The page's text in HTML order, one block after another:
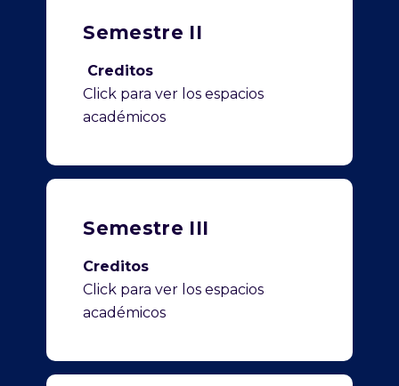
Semestre II
Creditos
Click para ver los espacios
académicos
Semestre III
Creditos
Click para ver los espacios
académicos